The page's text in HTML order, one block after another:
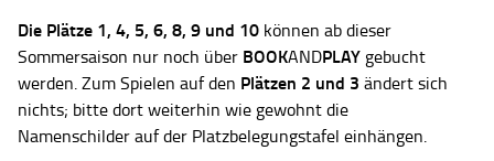
Die Plätze 1, 4, 5, 6, 8, 9 und 10 können ab dieser
Sommersaison nur noch über BOOKANDPLAY gebucht
werden. Zum Spielen auf den Plätzen 2 und 3 ändert sich
nichts; bitte dort weiterhin wie gewohnt die
Namenschilder auf der Platzbelegungstafel einhängen.